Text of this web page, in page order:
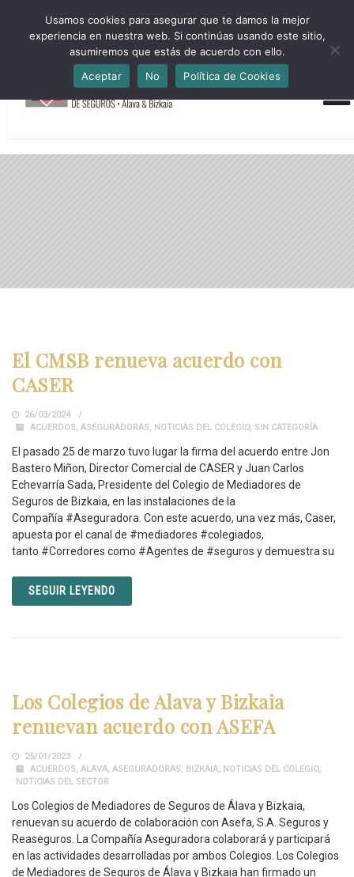
HORARIO INVIERNO Lun-Jue 09:00-16:30 Vier 9:00-14:00
administracion@cmsab.eus 94.442.43.43 Móvil y Whatsapp
688.889.170
El CMSB renueva acuerdo con
CASER
26/03/2024
ACUERDOS, ASEGURADORAS, NOTICIAS DEL COLEGIO, SIN CATEGORÍA
El pasado 25 de marzo tuvo lugar la firma del acuerdo entre Jon
Bastero Miñon, Director Comercial de CASER y Juan Carlos
Echevarría Sada, Presidente del Colegio de Mediadores de
Seguros de Bizkaia, en las instalaciones de la
Compañía #Aseguradora. Con este acuerdo, una vez más, Caser,
apuesta por el canal de #mediadores #colegiados,
tanto #Corredores como #Agentes de #seguros y demuestra su
SEGUIR LEYENDO
Los Colegios de Alava y Bizkaia
renuevan acuerdo con ASEFA
25/01/2023
ACUERDOS, ALAVA, ASEGURADORAS, BIZKAIA, NOTICIAS DEL COLEGIO,
NOTICIAS DEL SECTOR
Los Colegios de Mediadores de Seguros de Álava y Bizkaia,
renuevan su acuerdo de colaboración con Asefa, S.A. Seguros y
Reaseguros. La Compañía Aseguradora colaborará y participará
en las actividades desarrolladas por ambos Colegios. Los Colegios
de Mediadores de Seguros de Álava y Bizkaia han firmado un
Usamos cookies para asegurar que te damos la mejor
experiencia en nuestra web. Si continúas usando este sitio,
asumiremos que estás de acuerdo con ello.
Aceptar
No Política de Cookies